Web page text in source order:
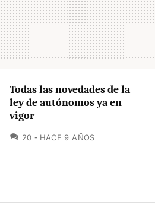
Todas las novedades de la
ley de autónomos ya en
vigor
20 COMENTARIOS
HACE 9 AÑOS